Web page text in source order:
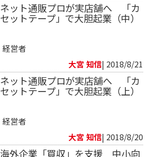
ネット通販プロが実店舗へ 「カ
セットテープ」で大胆起業（中）
経営者
大宮 知信| 2018/8/21
ネット通販プロが実店舗へ 「カ
セットテープ」で大胆起業（上）
経営者
大宮 知信| 2018/8/20
海外企業「買収」を支援 中小向